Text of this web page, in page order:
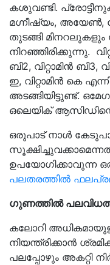
കശുവണ്ടി.
മഗ്നീഷ്യം, അയേൺ,
തുടങ്ങി
നിറഞ്ഞിരിക്കുന്നു.
ബി2, വിറ്റാമിൻ ബി3,
ഇ, വിറ്റാമിൻ കെ
അടങ്ങിയിട്ടുണ്ട്.
ഒലെയിക്
ഒരുപാട് നാൾ
ഉപയോഗിക്കാവുന്ന
പലതരത്തിൽ
ഗുണത്തിൽ
കലോറി
നിയന്ത്രിക്കാൻ
പലപ്പോഴും അകറ്റി